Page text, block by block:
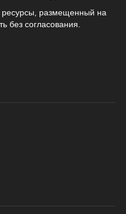
ресурсы, размещенный на
без согласования.